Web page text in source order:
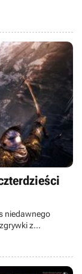
jak wciąż
niedawnego
z